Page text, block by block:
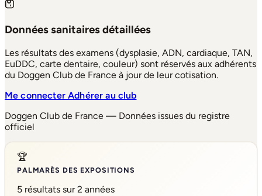
Données sanitaires détaillées
Les résultats des examens (dysplasie, ADN, cardiaque, TAN,
EuDDC, carte dentaire, couleur) sont réservés aux adhérents
du Doggen Club de France à jour de leur cotisation.
Me connecterAdhérer au club
Doggen Club de France — Données issues du registre
officiel
🏆
PALMARÈS DES EXPOSITIONS
5 résultats sur 2 années